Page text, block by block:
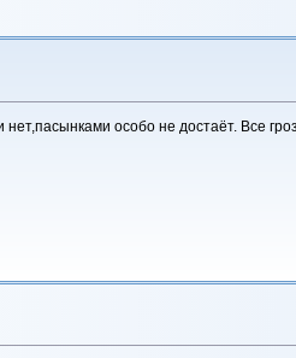
особо не достаёт. Все